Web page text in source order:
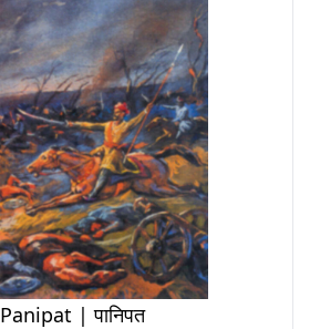
Panipat | पानिपत